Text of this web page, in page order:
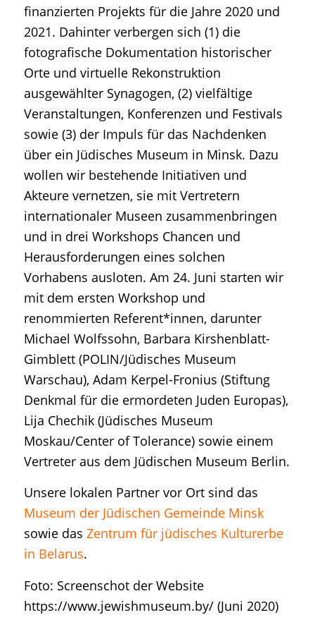
finanzierten Projekts für die Jahre 2020 und
2021. Dahinter verbergen sich (1) die
fotografische Dokumentation historischer
Orte und virtuelle Rekonstruktion
ausgewählter Synagogen, (2) vielfältige
Veranstaltungen, Konferenzen und Festivals
sowie (3) der Impuls für das Nachdenken
über ein Jüdisches Museum in Minsk. Dazu
wollen wir bestehende Initiativen und
Akteure vernetzen, sie mit Vertretern
internationaler Museen zusammenbringen
und in drei Workshops Chancen und
Herausforderungen eines solchen
Vorhabens ausloten. Am 24. Juni starten wir
mit dem ersten Workshop und
renommierten Referent*innen, darunter
Michael Wolfssohn, Barbara Kirshenblatt-
Gimblett (POLIN/Jüdisches Museum
Warschau), Adam Kerpel-Fronius (Stiftung
Denkmal für die ermordeten Juden Europas),
Lija Chechik (Jüdisches Museum
Moskau/Center of Tolerance) sowie einem
Vertreter aus dem Jüdischen Museum Berlin.
Unsere lokalen Partner vor Ort sind das
Museum der Jüdischen Gemeinde Minsk
sowie das Zentrum für jüdisches Kulturerbe
in Belarus.
Foto: Screenschot der Website
https://www.jewishmuseum.by/ (Juni 2020)